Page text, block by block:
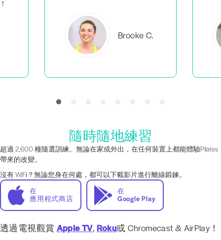
Everlea B.
隨時隨地練習
超過 2,600 種隨選訓練。無論在家或外出，在任何裝置上都能體驗Pilates
帶來的改變。
沒有 WiFi？無論您身在何處，都可以下載影片進行離線鍛鍊。
在
應用程式商店
在
Google Play
透過電視觀賞 Apple TV, Roku或 Chromecast & AirPlay！